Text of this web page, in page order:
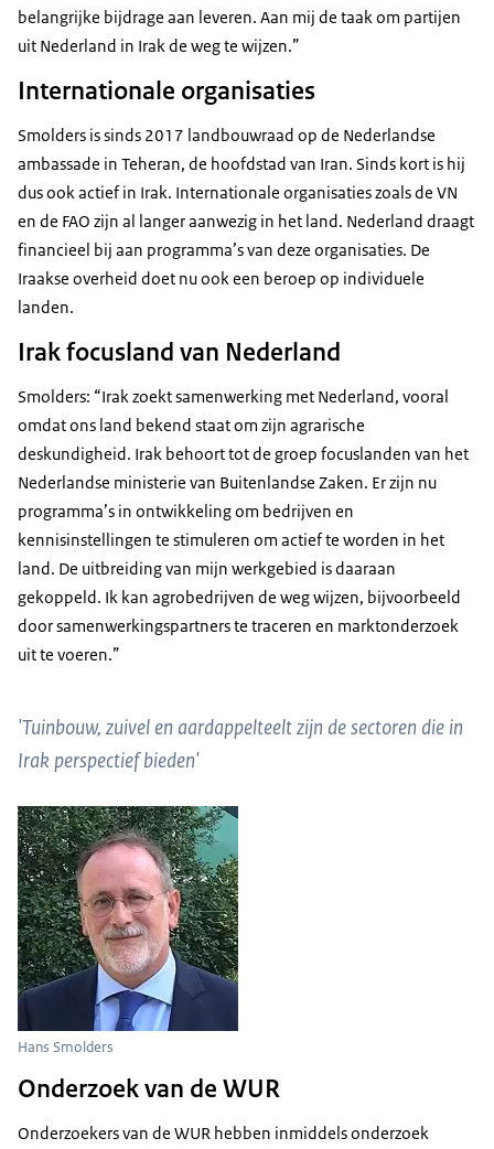
belangrijke bijdrage aan leveren. Aan mij de taak om partijen
uit Nederland in Irak de weg te wijzen.”
Internationale organisaties
Smolders is sinds 2017 landbouwraad op de Nederlandse
ambassade in Teheran, de hoofdstad van Iran. Sinds kort is hij
dus ook actief in Irak. Internationale organisaties zoals de VN
en de FAO zijn al langer aanwezig in het land. Nederland draagt
financieel bij aan programma’s van deze organisaties. De
Iraakse overheid doet nu ook een beroep op individuele
landen.
Irak focusland van Nederland
Smolders: “Irak zoekt samenwerking met Nederland, vooral
omdat ons land bekend staat om zijn agrarische
deskundigheid. Irak behoort tot de groep focuslanden van het
Nederlandse ministerie van Buitenlandse Zaken. Er zijn nu
programma’s in ontwikkeling om bedrijven en
kennisinstellingen te stimuleren om actief te worden in het
land. De uitbreiding van mijn werkgebied is daaraan
gekoppeld. Ik kan agrobedrijven de weg wijzen, bijvoorbeeld
door samenwerkingspartners te traceren en marktonderzoek
uit te voeren.”
'Tuinbouw, zuivel en aardappelteelt zijn de sectoren die in
Irak perspectief bieden'
Hans Smolders
Onderzoek van de WUR
Onderzoekers van de WUR hebben inmiddels onderzoek